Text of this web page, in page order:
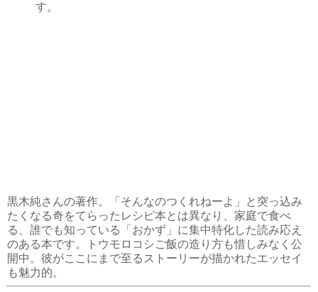
す。
黒木純さんの著作。「そんなのつくれねーよ」と突っ込み
たくなる奇をてらったレシピ本とは異なり、家庭で食べ
る、誰でも知っている「おかず」に集中特化した読み応え
のある本です。トウモロコシご飯の造り方も惜しみなく公
開中。彼がここにまで至るストーリーが描かれたエッセイ
も魅力的。